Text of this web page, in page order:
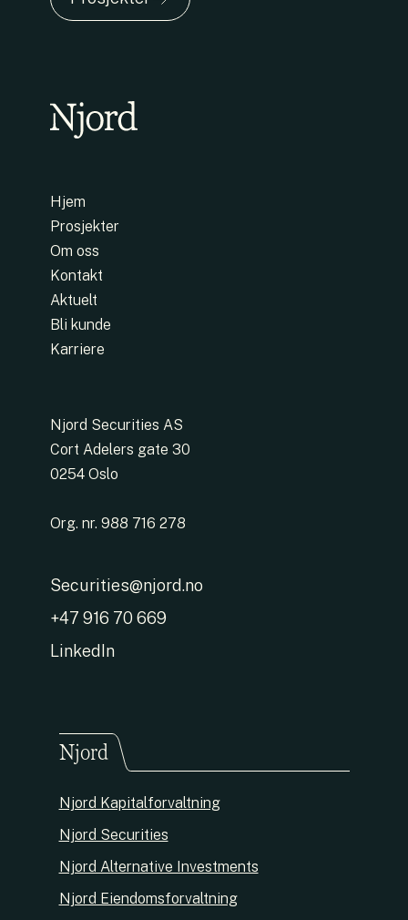
Hjem
Prosjekter
Om oss
Kontakt
Aktuelt
Bli kunde
Karriere
Njord Securities AS
Cort Adelers gate 30
0254 Oslo
Org. nr. 988 716 278
Securities@njord.no
+47 916 70 669
LinkedIn
Njord
Njord Kapitalforvaltning
Njord Securities
Njord Alternative Investments
Njord Eiendomsforvaltning